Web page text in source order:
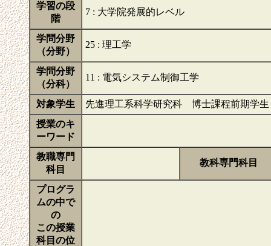
学習の段
階
7 : 大学院発展的レベル
学問分野
（分野）
25 : 理工学
学問分野
（分科）
11 : 電気システム制御工学
対象学生
先進理工系科学研究科 博士課程前期学生
授業のキ
ーワード
教職専門
科目
教科専門科目
プログラ
ムの中で
の
この授業
科目の位